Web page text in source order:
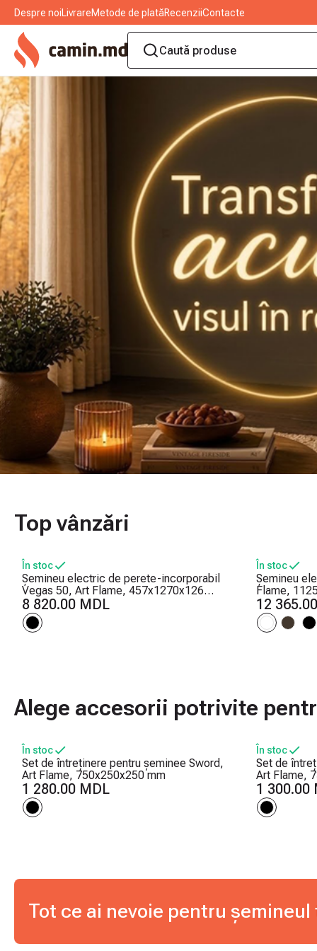
Despre noiLivrareMetode de platăRecenziiContacte
Top vânzări
În stoc
Șemineu electric de perete-incorporabil
Vegas 50, Art Flame, 457x1270x126
mm, 1500W, 10 culori ale flăcărilor,
Termostat, Bușteni și cristale
8 820.00 MDL
În stoc
Șemineu
Flame,
Efect
intensității
12
Alege accesorii potrivite
În stoc
Set de întreținere pentru șeminee Sword,
Art Flame, 750x250x250 mm
1 280.00 MDL
În stoc
Set de
Art Flame,
1 300.00
Tot ce ai nevoie pentru